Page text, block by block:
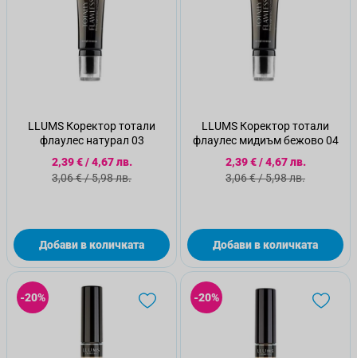
LLUMS Коректор тотали
флаулес натурал 03
Специална цена
2,39 €/4,67 лв.
Стандартна цена
3,06 €/5,98 лв.
Добави в количката
LLUMS Коректор тотали
флаулес мидиъм бежово 04
Специална цена
2,39 €/4,67 лв.
Стандартна цена
3,06 €/5,98 лв.
Добави в количката
-20% -20%